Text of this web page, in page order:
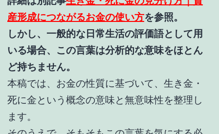
産形成につながるお金の使い方を参照。
しかし、一般的な日常生活の評価語として用
いる場合、この言葉は分析的な意味をほとん
ど持ちません。
本稿では、お金の性質に基づいて、生き金・
死に金という概念の意味と無意味性を整理し
ます。